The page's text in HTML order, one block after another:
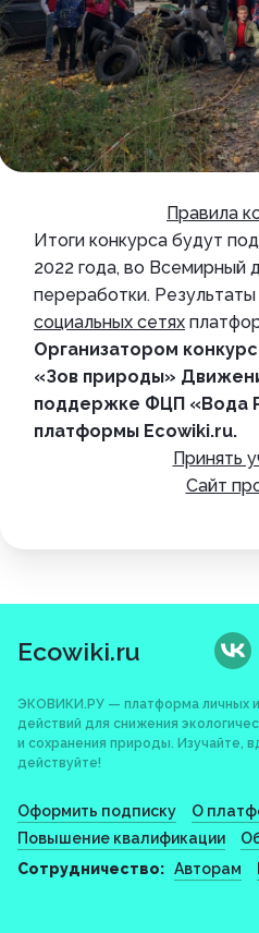
Правила
Итоги конкурса будут
2022 года, во Всемирный
переработки.
социальных сетях
Организатором
«Зов природы»
поддержке ФЦП «Вода
платформы Ecowiki.ru.
Принять
Сайт
Ecowiki.ru
ЭКОВИКИ.РУ — платформа личных
действий для снижения
и сохранения природы. Изучайте,
действуйте!
Оформить подписку
О
Повышение квалификации
Сотрудничество: Авторам